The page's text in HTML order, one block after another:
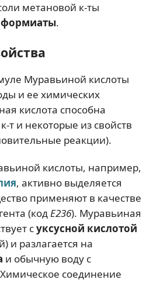
метановой к-ты
формиаты.
Муравьиной кислоты
и ее химических
кислота способна
т и некоторые из свойств
реакции).
кислоты, например,
, активно выделяется
применяют в качестве
(кодЕ236). Муравьиная
суксусной кислотой
и разлагается на
и обычную воду с
соединение